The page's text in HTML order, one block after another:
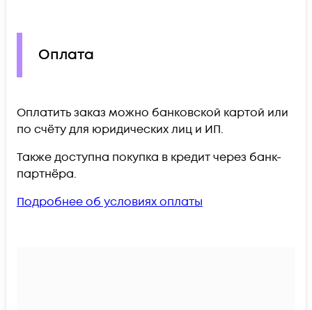
Оплата
Оплатить заказ можно банковской картой или
по счёту для юридических лиц и ИП.
Также доступна покупка в кредит через банк-
партнёра.
Подробнее об условиях оплаты